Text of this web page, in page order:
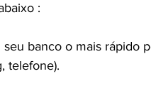
:
banco o mais rápido
telefone).